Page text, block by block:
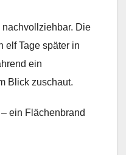
Die
elf Tage später in
ein
Blick zuschaut.
ein Flächenbrand